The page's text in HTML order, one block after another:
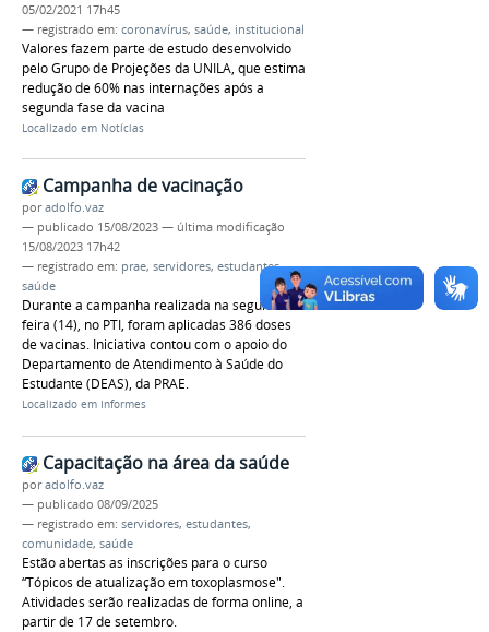
05/02/2021 17h45
— registrado em: coronavírus, saúde, institucional
Valores fazem parte de estudo desenvolvido
pelo Grupo de Projeções da UNILA, que estima
redução de 60% nas internações após a
segunda fase da vacina
Localizado em Notícias
Campanha de vacinação
poradolfo.vaz
— publicado 15/08/2023 — última modificação
15/08/2023 17h42
— registrado em: prae, servidores, estudantes,
saúde
Durante a campanha realizada na segunda-
feira (14), no PTI, foram aplicadas 386 doses
de vacinas. Iniciativa contou com o apoio do
Departamento de Atendimento à Saúde do
Estudante (DEAS), da PRAE.
Localizado em Informes
Capacitação na área da saúde
poradolfo.vaz
— publicado 08/09/2025
— registrado em: servidores, estudantes,
comunidade, saúde
Estão abertas as inscrições para o curso
“Tópicos de atualização em toxoplasmose".
Atividades serão realizadas de forma online, a
partir de 17 de setembro.